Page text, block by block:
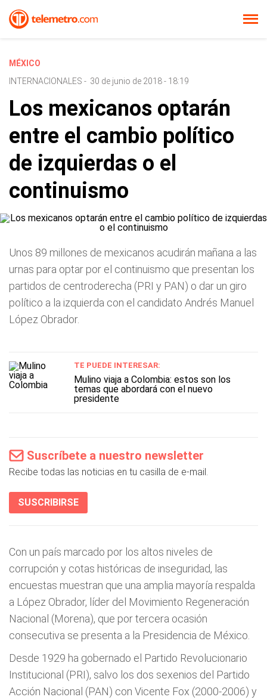
MÉXICO
INTERNACIONALES - 30 de junio de 2018 - 18:19
Los mexicanos optarán
entre el cambio político
de izquierdas o el
continuismo
Unos 89 millones de mexicanos acudirán mañana a las
urnas para optar por el continuismo que presentan los
partidos de centroderecha (PRI y PAN) o dar un giro
político a la izquierda con el candidato Andrés Manuel
López Obrador.
TE PUEDE INTERESAR:
Mulino viaja a Colombia: estos son los
temas que abordará con el nuevo
presidente
Suscríbete a nuestro newsletter
Recibe todas las noticias en tu casilla de e-mail.
SUSCRIBIRSE
Con un país marcado por los altos niveles de
corrupción y cotas históricas de inseguridad, las
encuestas muestran que una amplia mayoría respalda
a López Obrador, líder del Movimiento Regeneración
Nacional (Morena), que por tercera ocasión
consecutiva se presenta a la Presidencia de México.
Desde 1929 ha gobernado el Partido Revolucionario
Institucional (PRI), salvo los dos sexenios del Partido
Acción Nacional (PAN) con Vicente Fox (2000-2006) y